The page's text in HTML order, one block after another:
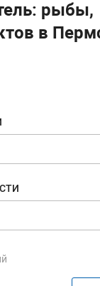
рыбы,
в